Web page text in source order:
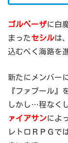
ゴルベーザに白
まったセシルは
込むべく海路を
新たにメンバー
『ファブール』
しかし…程なく
ァイアサンによ
レトロＲＰＧで